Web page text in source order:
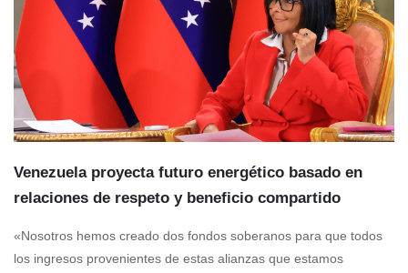
Venezuela proyecta futuro energético basado en
relaciones de respeto y beneficio compartido
«Nosotros hemos creado dos fondos soberanos para que todos
los ingresos provenientes de estas alianzas que estamos